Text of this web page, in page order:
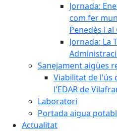
Jornada:
com fer
Penedès i
Jornada: La
Sanejament aigües
Viabilitat de l'ús
l'EDAR de
Laboratori
Portada aigua
Actualitat